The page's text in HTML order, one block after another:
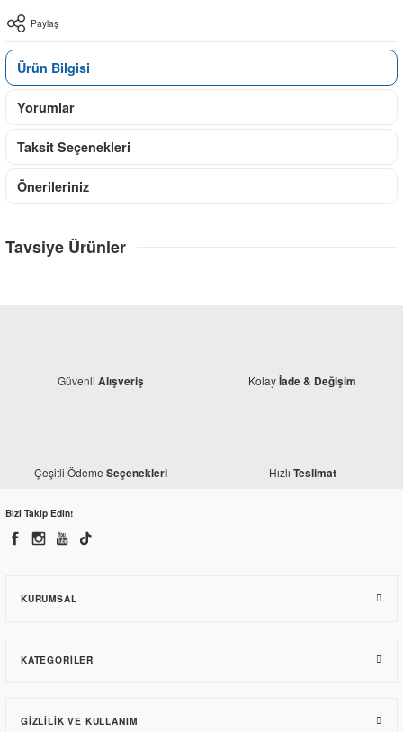
Paylaş
Ürün Bilgisi
Yorumlar
Taksit Seçenekleri
Önerileriniz
Tavsiye Ürünler
Monero
Güvenli Alışveriş Kolayİade & Değişim
Çeşitli Ödeme Seçenekleri Hızlı Teslimat
Bizi Takip Edin!
KURUMSAL
KATEGORILER
GIZLILIK VE KULLANIM